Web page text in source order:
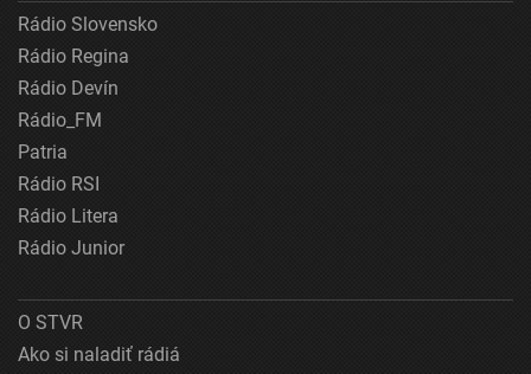
Rádio Slovensko
Rádio Regina
Rádio Devín
Rádio_FM
Patria
Rádio RSI
Rádio Litera
Rádio Junior
O STVR
Ako si naladiť rádiá